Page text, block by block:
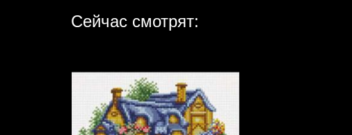
Сейчас смотрят: